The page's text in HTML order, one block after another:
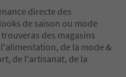
directe des
de saison ou mode
des magasins
de la mode &
de l'artisanat, de la